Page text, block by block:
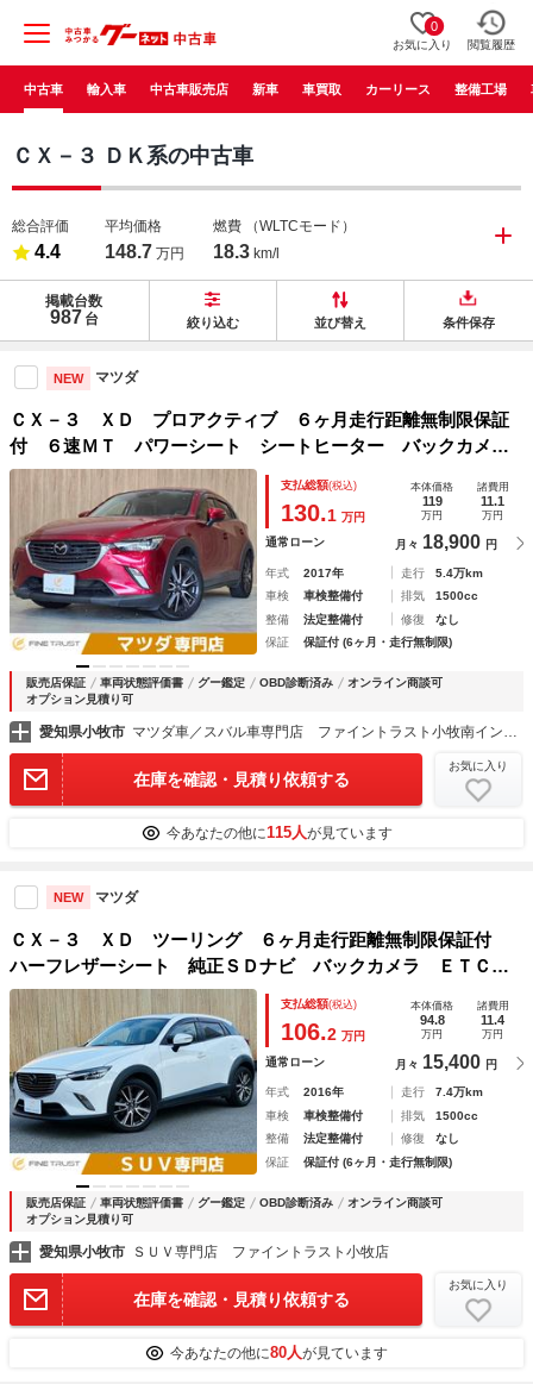
0
お気に入り 閲覧履歴
中古車 輸入車 中古車販売店 新車 車買取 カーリース 整備工場
ＣＸ－３ ＤＫ系の中古車
総合評価
4.4
平均価格
148.7 万円
燃費 （WLTCモード）
18.3 km/l
掲載台数
987 台 絞り込む 並び替え 条件保存
NEW マツダ
ＣＸ－３ ＸＤ プロアクティブ ６ヶ月走行距離無制限保証
付 ６速ＭＴ パワーシート シートヒーター バックカメ
ラ 禁煙車 ＬＥＤヘッドライト 純正ＳＤナビ レーダーク
ルーズコントロール ブラインドスポットモニター Ｂｌｕｅ
ｔｏｏｔｈ
支払総額(税込)
130.1 万円
本体価格
119
万円
諸費用
11.1
万円
通常ローン 月々 18,900 円
年式 2017年 走行
5.4万km
車検
車検整備付 排気
1500cc
整備
法定整備付 修復
なし
保証
保証付 (6ヶ月・走行無制限)
販売店保証 車両状態評価書 グー鑑定 OBD診断済み
オンライン商談可
オプション見積り可
愛知県小牧市 マツダ車／スバル車専門店 ファイントラスト小牧南インター店
在庫を確認・見積り依頼する
お気に入り
今あなたの他に115人が見ています
NEW マツダ
ＣＸ－３ ＸＤ ツーリング ６ヶ月走行距離無制限保証付
ハーフレザーシート 純正ＳＤナビ バックカメラ ＥＴＣ
２．０ レーダークルーズコントロール フルセグＴＶ 衝突
軽減ブレーキ Ｂｌｕｅｔｏｏｔｈ ブラインドスポットモニ
ター
支払総額(税込)
106.2 万円
本体価格
94.8
万円
諸費用
11.4
万円
通常ローン 月々 15,400 円
年式 2016年 走行
7.4万km
車検
車検整備付 排気
1500cc
整備
法定整備付 修復
なし
保証
保証付 (6ヶ月・走行無制限)
販売店保証 車両状態評価書 グー鑑定 OBD診断済み
オンライン商談可
オプション見積り可
愛知県小牧市 ＳＵＶ専門店 ファイントラスト小牧店
在庫を確認・見積り依頼する
お気に入り
今あなたの他に80人が見ています